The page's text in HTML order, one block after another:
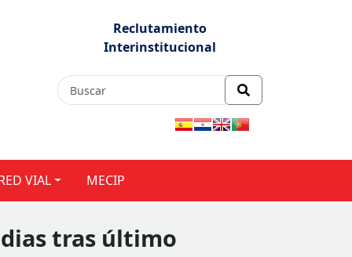
Reclutamiento
Interinstitucional
VIAL MECIP
tras último